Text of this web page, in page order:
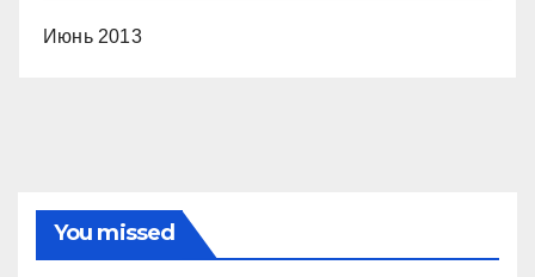
Июнь 2013
You missed